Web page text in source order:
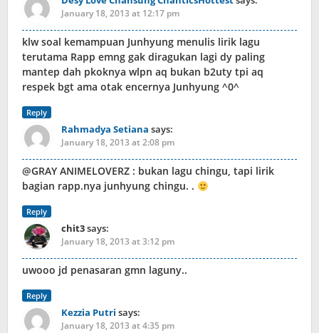
January 18, 2013 at 12:17 pm
klw soal kemampuan Junhyung menulis lirik lagu
terutama Rapp emng gak diragukan lagi dy paling
mantep dah pkoknya wlpn aq bukan b2uty tpi aq
respek bgt ama otak encernya Junhyung ^0^
Reply
Rahmadya Setiana says:
January 18, 2013 at 2:08 pm
@GRAY ANIMELOVERZ : bukan lagu chingu, tapi lirik
bagian rapp.nya junhyung chingu. .
Reply
chit3says:
January 18, 2013 at 3:12 pm
uwooo jd penasaran gmn laguny..
Reply
Kezzia Putri says:
January 18, 2013 at 4:35 pm